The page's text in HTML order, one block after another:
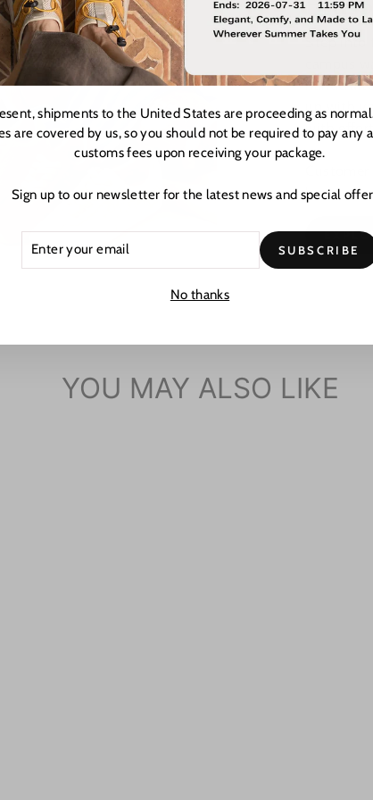
Step
campus
up with
with
hours at
YOU MAY ALSO LIKE
shipments to the United States are proceeding as
are covered by us, so you should not be required to pay any
customs fees upon receiving your package.
Sign up to our newsletter for the latest news and special
SUBSCRIBE
No thanks